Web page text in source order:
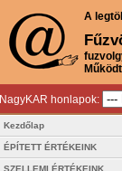
A
NagyKAR honlapok:
Kezdőlap
ÉPÍTETT ÉRTÉKEINK
SZELLEMI ÉRTÉKEINK